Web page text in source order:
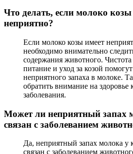
Что делать, если молоко козы
неприятно?
Если молоко козы имеет
необходимо внимательно
содержания животного. Чистота
питание и уход за козой
неприятного запаха в молоке.
обратить внимание на
заболевания.
Может ли неприятный запах
связан с заболеванием
Да, неприятный запах молока у
связан с заболеванием